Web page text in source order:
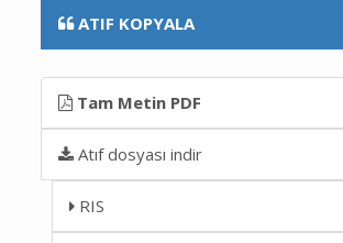
ATIF KOPYALA
Tam Metin PDF
Atıf dosyası indir
RIS